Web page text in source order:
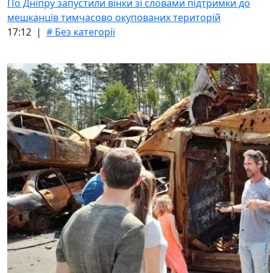
По Дніпру запустили вінки зі словами підтримки до
мешканців тимчасово окупованих територій
17:12 | # Без категорії